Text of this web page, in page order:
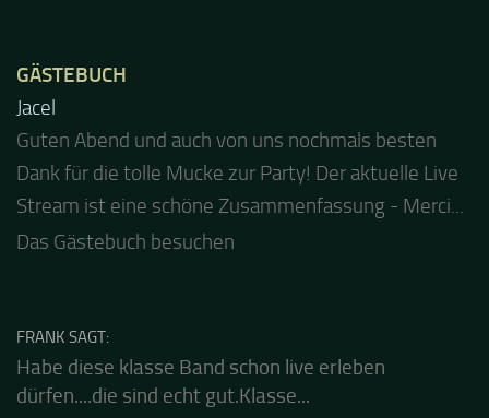
GÄSTEBUCH
Jacel
Guten Abend und auch von uns nochmals besten
Dank für die tolle Mucke zur Party! Der aktuelle Live
Stream ist eine schöne Zusammenfassung - Merci...
Das Gästebuch besuchen
FRANK SAGT:
Habe diese klasse Band schon live erleben
dürfen....die sind echt gut.Klasse...